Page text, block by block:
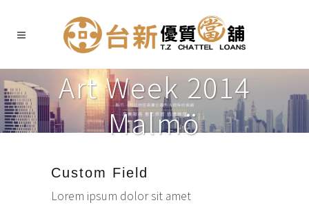
Art Week 2014
Malmö
Custom Field
Lorem ipsum dolor sit amet